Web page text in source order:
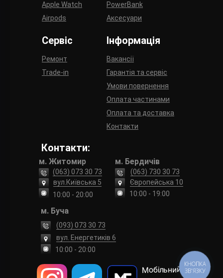
Apple Watch
Airpods
PowerBank
Аксесуари
Сервіс
Ремонт
Trade-in
Інформація
Вакансії
Гарантія та сервіс
Умови повернення
Оплата та доставка
Оплата частинами
Контакти
Контакти:
м. Житомир
вул.Київська 5
10:00 - 20:00
(063) 073 30 73
м. Бердичів
Європейська 10
10:00 - 19:00
(063) 730 30 73
Мобільний
м. Буча
вул. Енергетиків 6
(093) 073 30 73
10:00 - 20:00
КНОПКА
ЗВ'ЯЗКУ